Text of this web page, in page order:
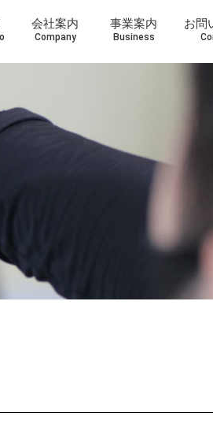
会社案内
Company
事業案内
Business
お問